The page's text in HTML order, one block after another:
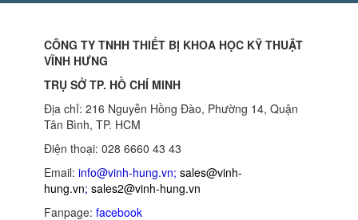
CÔNG TY TNHH THIẾT BỊ KHOA HỌC KỸ THUẬT
VĨNH HƯNG
TRỤ SỞ TP. HỒ CHÍ MINH
Địa chỉ: 216 Nguyễn Hồng Đào, Phường 14, Quận
Tân Bình, TP. HCM
Điện thoại: 028 6660 43 43
Email: info@vinh-hung.vn; sales@vinh-
hung.vn; sales2@vinh-hung.vn
Fanpage: facebook